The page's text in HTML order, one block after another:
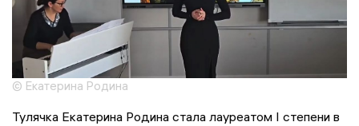
© Екатерина Родина
Тулячка Екатерина Родина стала лауреатом I степени в